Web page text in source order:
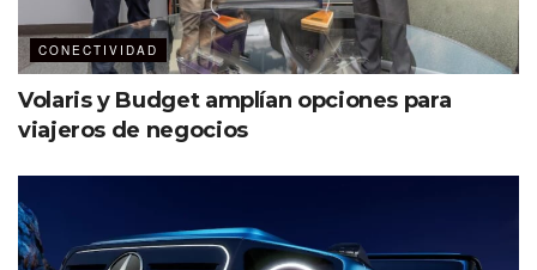
CONECTIVIDAD
Volaris y Budget amplían opciones para
viajeros de negocios